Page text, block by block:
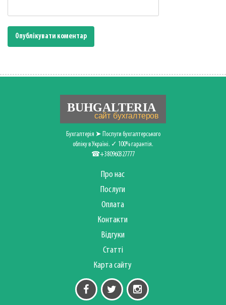
Бухгалтерія ➤ Послуги бухгалтерського
обліку в Україні. ✓ 100% гарантія.
☎+380960327777
Про нас
Послуги
Оплата
Контакти
Відгуки
Статті
Карта сайту